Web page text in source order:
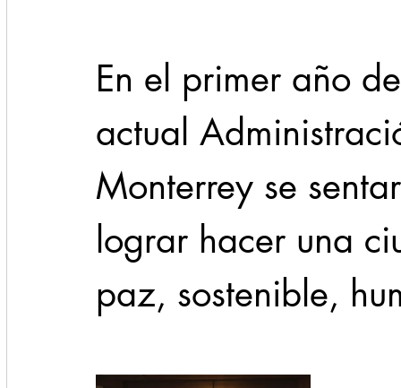
1 enero 31abr
En el primer año
actual
Monterrey se
lograr hacer una
paz, sostenible,